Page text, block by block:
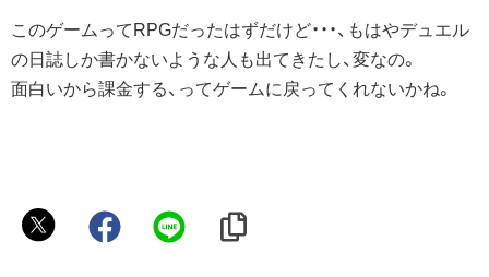
このゲームってRPGだったはずだけど・・・、もはやデュエル
の日誌しか書かないような人も出てきたし、変なの。
面白いから課金する、ってゲームに戻ってくれないかね。
ト